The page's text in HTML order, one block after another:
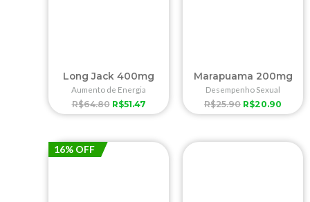
Long Jack 400mg
Aumento de Energia
R$64.80 R$51.47
Marapuama 200mg
Desempenho Sexual
R$25.90 R$20.90
16% OFF